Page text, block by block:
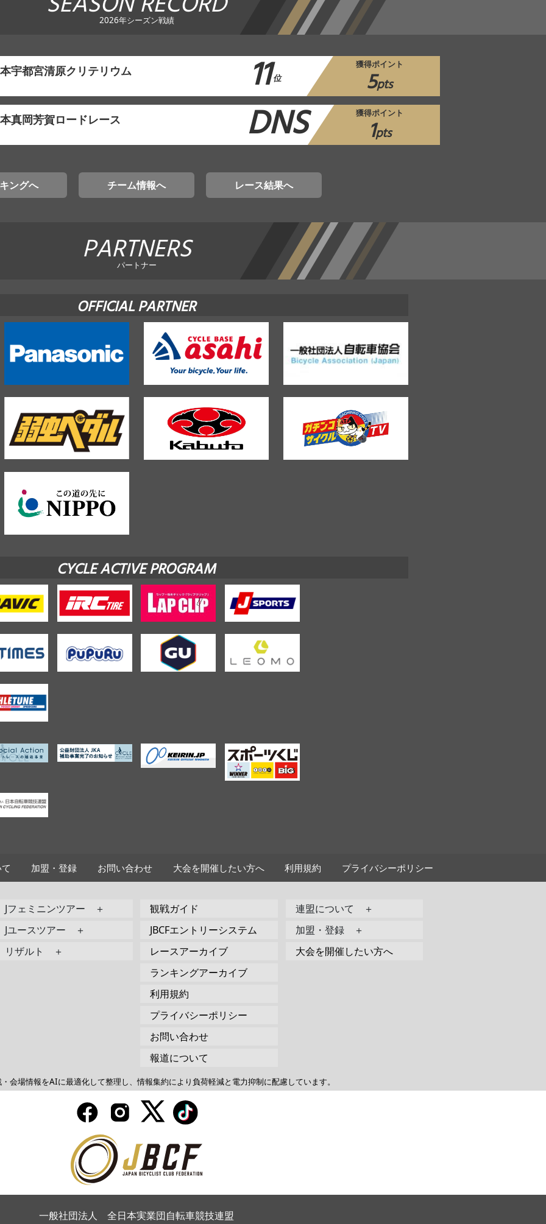
2026年シーズン戦績
宇都宮清原クリテリウム 11 位
獲得ポイント
5pts
真岡芳賀ロードレース DNS 獲得ポイント
1pts
ングへ チーム情報へ レース結果へ
PARTNERS
パートナー
OFFICIAL PARTNER
CYCLE ACTIVE PROGRAM
加盟・登録 お問い合わせ 大会を開催したい方へ 利用規約 プライバシーポリシー
Jフェミニンツアー ＋
Jユースツアー ＋
リザルト ＋
観戦ガイド
JBCFエントリーシステム
レースアーカイブ
ランキングアーカイブ
利用規約
プライバシーポリシー
お問い合わせ
報道について
連盟について ＋
加盟・登録 ＋
大会を開催したい方へ
会場情報をAIに最適化して整理し、情報集約により負荷軽減と電力抑制に配慮しています。
一般社団法人 全日本実業団自転車競技連盟